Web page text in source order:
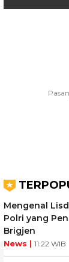
Mengenal
Polri yang
Brigjen
News | 11:22 WIB